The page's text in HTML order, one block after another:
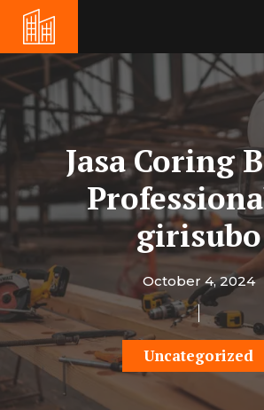
content
Jasa Coring
girisubo
October 4, 2024
Uncategorized